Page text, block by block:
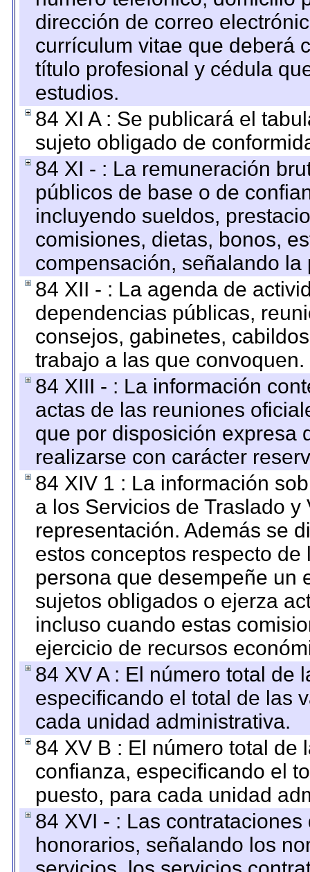
dirección de correo
currículum vitae que deberá
título profesional y cédula
estudios.
84 XI A : Se publicará el
sujeto obligado de
84 XI - : La remuneración
públicos de base o de
incluyendo sueldos,
comisiones, dietas, bonos,
compensación, señalando
84 XII - : La agenda de
dependencias públicas,
consejos, gabinetes,
trabajo a las que convoquen.
84 XIII - : La información
actas de las reuniones
que por disposición expresa
realizarse con carácter
84 XIV 1 : La información
a los Servicios de Traslado
representación. Además se
estos conceptos respecto
persona que desempeñe un
sujetos obligados o ejerza
incluso cuando estas
ejercicio de recursos
84 XV A : El número total de
especificando el total de las
cada unidad administrativa.
84 XV B : El número total de
confianza, especificando el
puesto, para cada unidad
84 XVI - : Las
honorarios, señalando los